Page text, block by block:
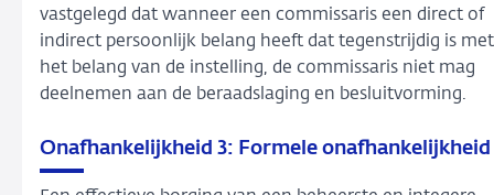
vastgelegd dat wanneer een commissaris een direct of
indirect persoonlijk belang heeft dat tegenstrijdig is met
het belang van de instelling, de commissaris niet mag
deelnemen aan de beraadslaging en besluitvorming.
Onafhankelijkheid 3: Formele onafhankelijkheid